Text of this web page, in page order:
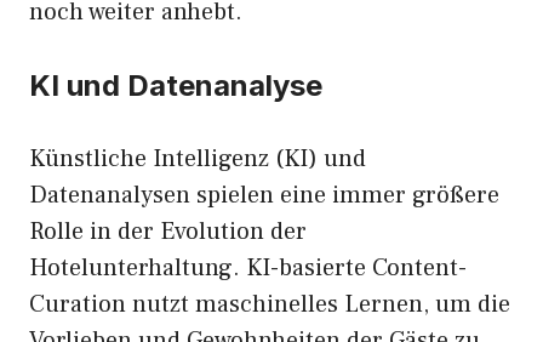
noch weiter anhebt.
KI und Datenanalyse
Künstliche Intelligenz (KI) und
Datenanalysen spielen eine immer größere
Rolle in der Evolution der
Hotelunterhaltung. KI-basierte Content-
Curation nutzt maschinelles Lernen, um die